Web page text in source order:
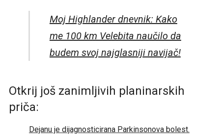
Moj Highlander dnevnik: Kako
me 100 km Velebita naučilo da
budem svoj najglasniji navijač!
Otkrij još zanimljivih planinarskih
priča:
Dejanu je dijagnosticirana Parkinsonova bolest.